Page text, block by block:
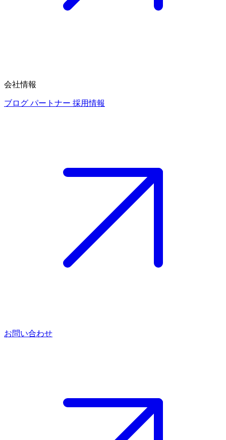
会社情報
ブログ パートナー 採用情報
お問い合わせ